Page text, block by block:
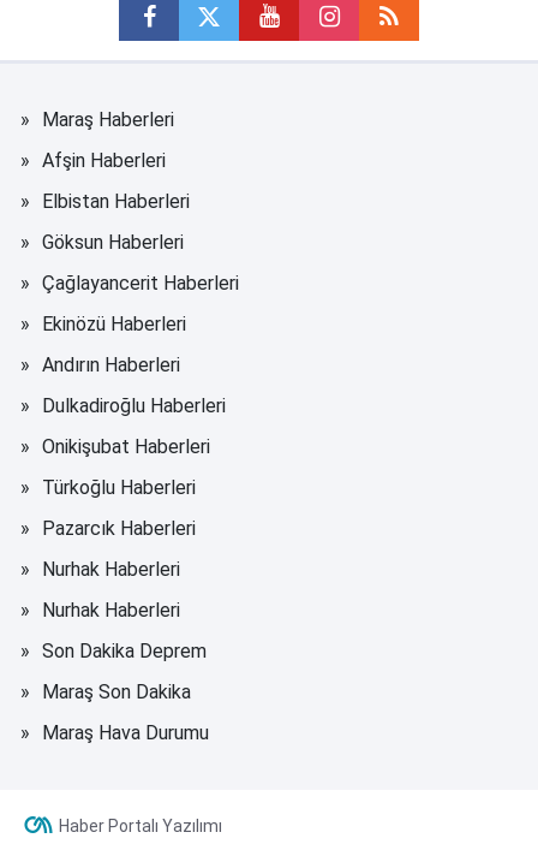
Maraş Haberleri
Afşin Haberleri
Elbistan Haberleri
Göksun Haberleri
Çağlayancerit Haberleri
Ekinözü Haberleri
Andırın Haberleri
Dulkadiroğlu Haberleri
Onikişubat Haberleri
Türkoğlu Haberleri
Pazarcık Haberleri
Nurhak Haberleri
Nurhak Haberleri
Son Dakika Deprem
Maraş Son Dakika
Maraş Hava Durumu
Haber Portalı Yazılımı